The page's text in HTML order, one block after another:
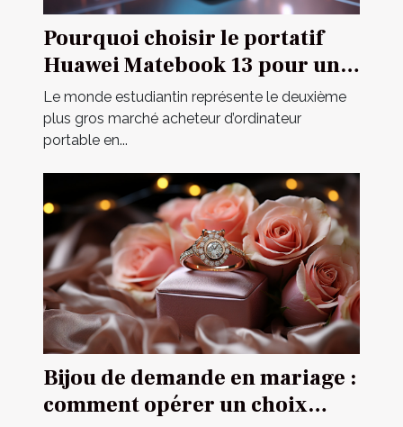
Pourquoi choisir le portatif
Huawei Matebook 13 pour un
étudiant ?
Le monde estudiantin représente le deuxième
plus gros marché acheteur d’ordinateur
portable en...
Bijou de demande en mariage :
comment opérer un choix